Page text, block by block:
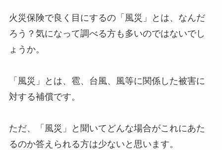
火災保険で良く目にするの「風災」とは、なんだ
ろう？気になって調べる方も多いのではないでし
ょうか。
「風災」とは、雹、台風、風等に関係した被害に
対する補償です。
ただ、「風災」と聞いてどんな場合がこれにあた
るのか答えられる方は少ないと思います。